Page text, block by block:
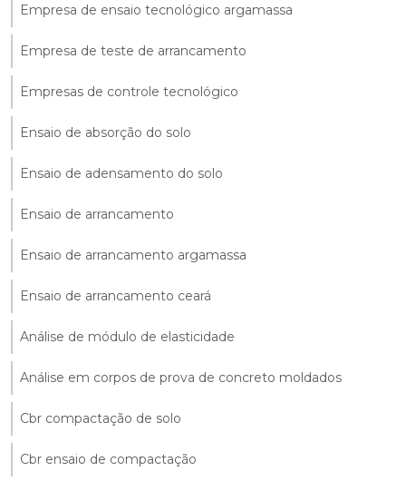
Empresa de ensaio tecnológico argamassa
Empresa de teste de arrancamento
Empresas de controle tecnológico
Ensaio de absorção do solo
Ensaio de adensamento do solo
Ensaio de arrancamento
Ensaio de arrancamento argamassa
Ensaio de arrancamento ceará
Análise de módulo de elasticidade
Análise em corpos de prova de concreto moldados
Cbr compactação de solo
Cbr ensaio de compactação